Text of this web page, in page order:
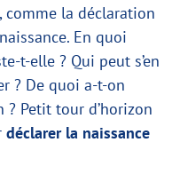
comme la déclaration
En quoi
t-elle ? Qui peut s’en
? De quoi a-t-on
? Petit tour d’horizon
déclarer la naissance